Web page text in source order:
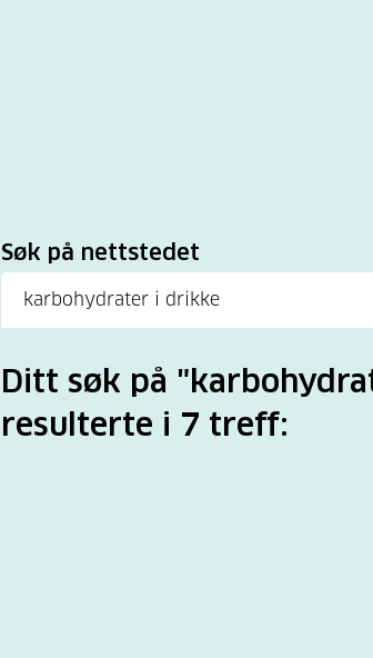
Søk
Søk på nettstedet
Ditt søk på
resulterte i 7 treff: